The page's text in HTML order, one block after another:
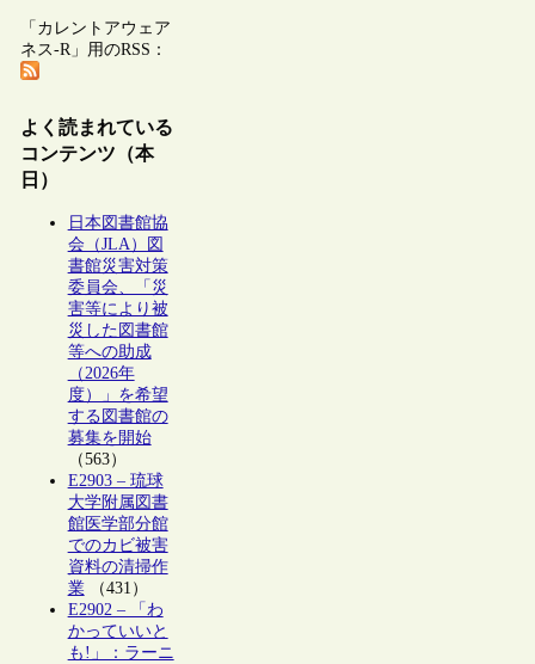
「カレントアウェア
ネス-R」用のRSS：
よく読まれている
コンテンツ（本
日）
日本図書館協
会（JLA）図
書館災害対策
委員会、「災
害等により被
災した図書館
等への助成
（2026年
度）」を希望
する図書館の
募集を開始
（563）
E2903 – 琉球
大学附属図書
館医学部分館
でのカビ被害
資料の清掃作
業（431）
E2902 – 「わ
かっていいと
も!」：ラーニ